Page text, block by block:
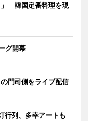
」 韓国定番料理を現
グ開幕
門司側をライブ配信
列、多幸アートも